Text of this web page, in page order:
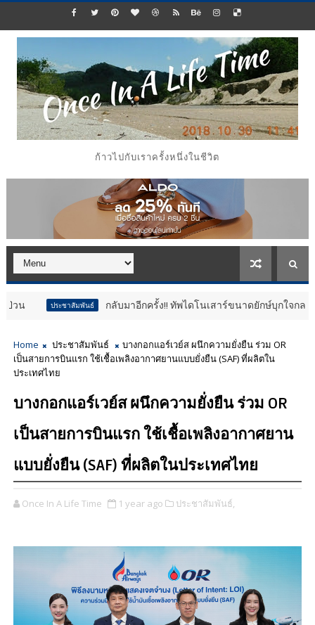
ก้าวไปกับเราครั้งหนึ่งในชีวิต
ะชาสัมพันธ์ กลับมาอีกครั้ง!! ทัพไดโนเสาร์ขนาดยักษ์บุกใจกลางกรุง@ศูนย์
Home ประชาสัมพันธ์
บางกอกแอร์เวย์ส ผนึกความยั่งยืน ร่วม OR
เป็นสายการบินแรก ใช้เชื้อเพลิงอากาศยานแบบยั่งยืน (SAF) ที่ผลิตใน
ประเทศไทย
บางกอกแอร์เวย์ส ผนึกความยั่งยืน ร่วม OR
เป็นสายการบินแรก ใช้เชื้อเพลิงอากาศยาน
แบบยั่งยืน (SAF) ที่ผลิตในประเทศไทย
Once In A Life Time 1 year ago ประชาสัมพันธ์,